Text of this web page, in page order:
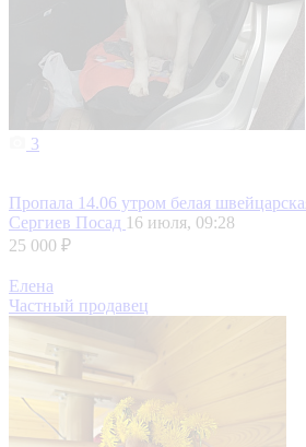
3
Пропала 14.06 утром белая
Сергиев Посад 16 июля, 09:28
25 000 ₽
Елена
Частный продавец